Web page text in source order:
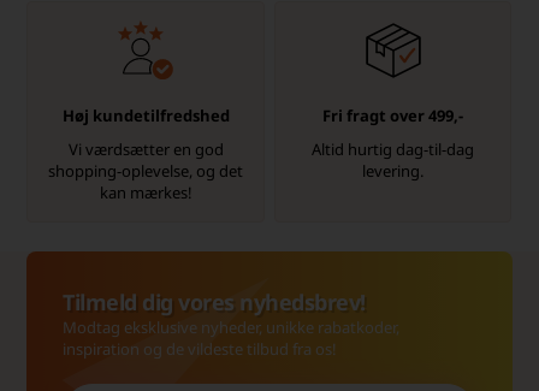
Høj kundetilfredshed
Vi værdsætter en god
shopping-oplevelse, og det
kan mærkes!
Fri fragt over 499,-
Altid hurtig dag-til-dag
levering.
Tilmeld dig vores nyhedsbrev!
Modtag eksklusive nyheder, unikke rabatkoder,
inspiration og de vildeste tilbud fra os!